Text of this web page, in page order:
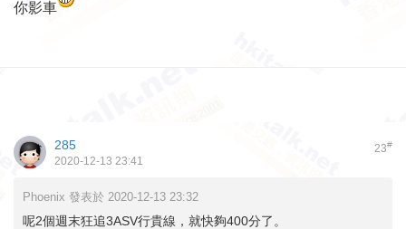
你影車
23#
285
2020-12-13 23:41
Phoenix 發表於 2020-12-13 23:32
呢2個週末狂追3ASV行貴線，就快夠400分了。